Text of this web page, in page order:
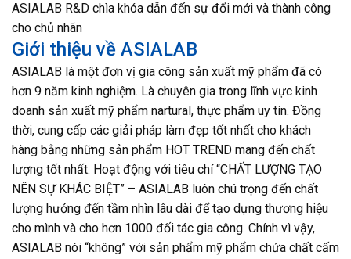
ASIALAB R&D chìa khóa dẫn đến sự đổi mới và thành công
cho chủ nhãn
Giới thiệu về ASIALAB
ASIALAB là một đơn vị gia công sản xuất mỹ phẩm đã có
hơn 9 năm kinh nghiệm. Là chuyên gia trong lĩnh vực kinh
doanh sản xuất mỹ phẩm nartural, thực phẩm uy tín. Đồng
thời, cung cấp các giải pháp làm đẹp tốt nhất cho khách
hàng bằng những sản phẩm HOT TREND mang đến chất
lượng tốt nhất. Hoạt động với tiêu chí “CHẤT LƯỢNG TẠO
NÊN SỰ KHÁC BIỆT” – ASIALAB luôn chú trọng đến chất
lượng hướng đến tầm nhìn lâu dài để tạo dựng thương hiệu
cho mình và cho hơn 1000 đối tác gia công. Chính vì vậy,
ASIALAB nói “không” với sản phẩm mỹ phẩm chứa chất cấm